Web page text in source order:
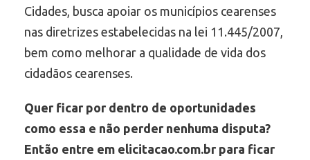
Cidades, busca apoiar os municípios cearenses
nas diretrizes estabelecidas na lei 11.445/2007,
bem como melhorar a qualidade de vida dos
cidadãos cearenses.
Quer ficar por dentro de oportunidades
como essa e não perder nenhuma disputa?
Então entre em elicitacao.com.br para ficar